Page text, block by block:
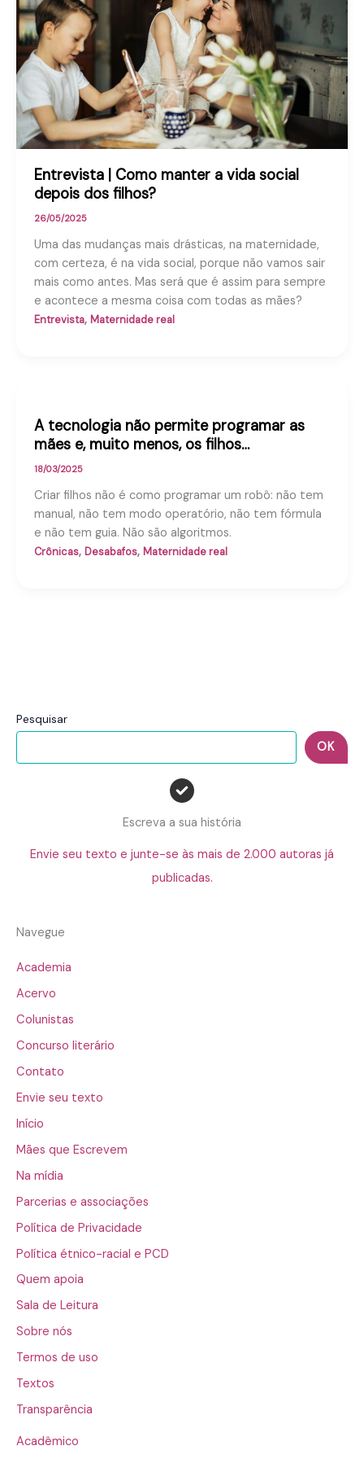
Pesquisar
OK
Escreva a sua história
Envie seu texto e junte-se às mais de 2.000 autoras já
publicadas.
Navegue
Academia
Acervo
Colunistas
Concurso literário
Contato
Envie seu texto
Início
Mães que Escrevem
Na mídia
Parcerias e associações
Política de Privacidade
Política étnico-racial e PCD
Quem apoia
Sala de Leitura
Sobre nós
Termos de uso
Textos
Transparência
Acadêmico
Entrevista | Como manter a vida social
depois dos filhos?
26/05/2025
Uma das mudanças mais drásticas, na maternidade,
com certeza, é na vida social, porque não vamos sair
mais como antes. Mas será que é assim para sempre
e acontece a mesma coisa com todas as mães?
Entrevista, Maternidade real
A tecnologia não permite programar as
mães e, muito menos, os filhos…
18/03/2025
Criar filhos não é como programar um robô: não tem
manual, não tem modo operatório, não tem fórmula
e não tem guia. Não são algoritmos.
Crônicas, Desabafos, Maternidade real